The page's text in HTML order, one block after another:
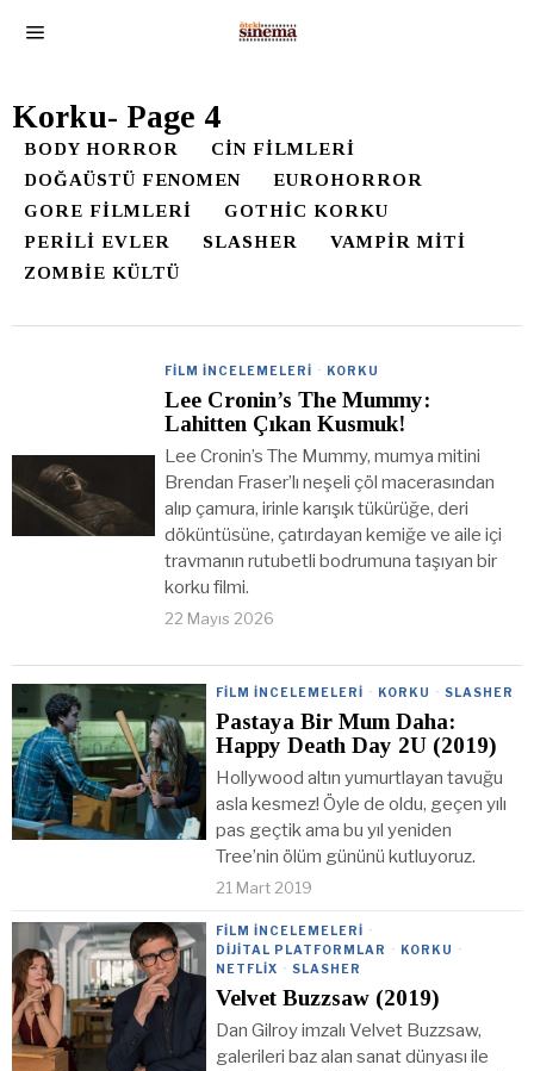
Korku- Page 4
BODY HORROR
CIN FILMLERI
DOĞAÜSTÜ FENOMEN
EUROHORROR
GORE FILMLERI
GOTHIC KORKU
PERILI EVLER
SLASHER
VAMPIR MITI
ZOMBIE KÜLTÜ
FILM İNCELEMELERI · KORKU
Lee Cronin’s The Mummy:
Lahitten Çıkan Kusmuk!
Lee Cronin’s The Mummy, mumya mitini
Brendan Fraser’lı neşeli çöl macerasından
alıp çamura, irinle karışık tükürüğe, deri
döküntüsüne, çatırdayan kemiğe ve aile içi
travmanın rutubetli bodrumuna taşıyan bir
korku filmi.
22 Mayıs 2026
FILM İNCELEMELERI · KORKU · SLASHER
Pastaya Bir Mum Daha:
Happy Death Day 2U (2019)
Hollywood altın yumurtlayan tavuğu
asla kesmez! Öyle de oldu, geçen yılı
pas geçtik ama bu yıl yeniden
Tree’nin ölüm gününü kutluyoruz.
21 Mart 2019
FILM İNCELEMELERI ·
DIJITAL PLATFORMLAR · KORKU ·
NETFLIX · SLASHER
Velvet Buzzsaw (2019)
Dan Gilroy imzalı Velvet Buzzsaw,
galerileri baz alan sanat dünyası ile